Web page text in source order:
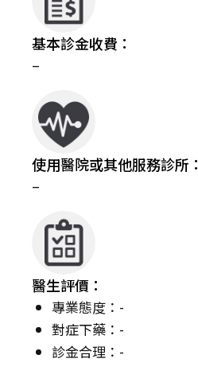
基本診金收費：
–
使用醫院或其他服務診所：
–
醫生評價：
專業態度：-
對症下藥：-
診金合理：-